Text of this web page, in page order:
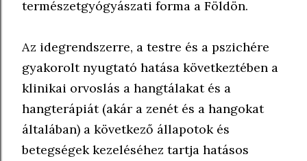
természetgyógyászati forma a Földön.
Az idegrendszerre, a testre és a pszichére
gyakorolt nyugtató hatása következtében a
klinikai orvoslás a hangtálakat és a
hangterápiát (akár a zenét és a hangokat
általában) a következő állapotok és
betegségek kezeléséhez tartja hatásos